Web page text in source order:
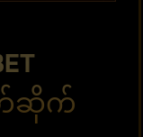
ဆိုက်